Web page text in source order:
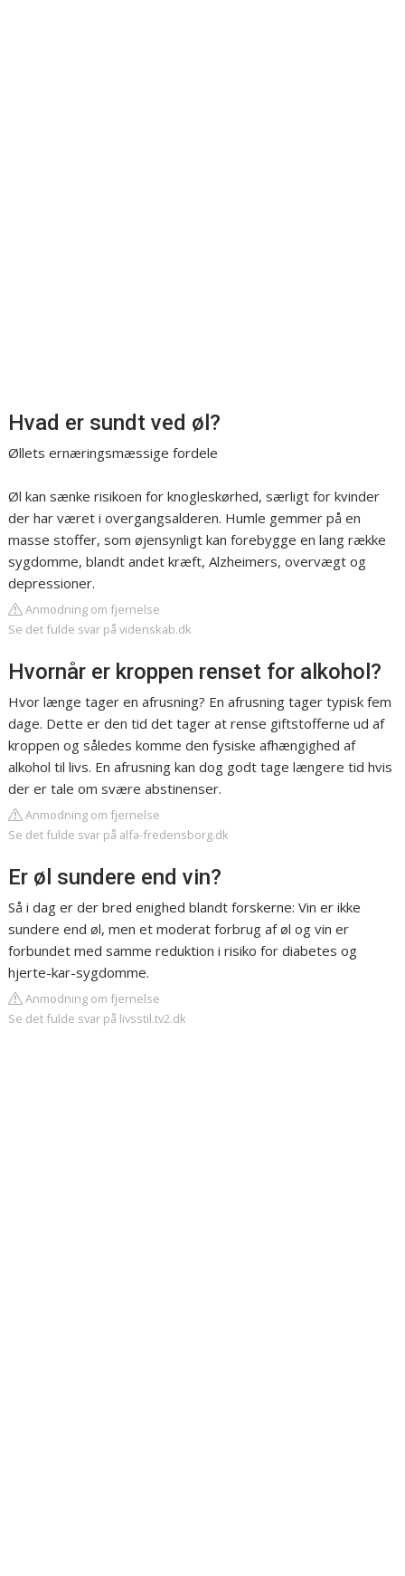
Hvad er sundt ved øl?
Øllets ernæringsmæssige fordele
Øl kan sænke risikoen for knogleskørhed, særligt for kvinder
der har været i overgangsalderen. Humle gemmer på en
masse stoffer, som øjensynligt kan forebygge en lang række
sygdomme, blandt andet kræft, Alzheimers, overvægt og
depressioner.
Anmodning om fjernelse
Se det fulde svar på videnskab.dk
Hvornår er kroppen renset for alkohol?
Hvor længe tager en afrusning? En afrusning tager typisk fem
dage. Dette er den tid det tager at rense giftstofferne ud af
kroppen og således komme den fysiske afhængighed af
alkohol til livs. En afrusning kan dog godt tage længere tid hvis
der er tale om svære abstinenser.
Anmodning om fjernelse
Se det fulde svar på alfa-fredensborg.dk
Er øl sundere end vin?
Så i dag er der bred enighed blandt forskerne: Vin er ikke
sundere end øl, men et moderat forbrug af øl og vin er
forbundet med samme reduktion i risiko for diabetes og
hjerte-kar-sygdomme.
Anmodning om fjernelse
Se det fulde svar på livsstil.tv2.dk